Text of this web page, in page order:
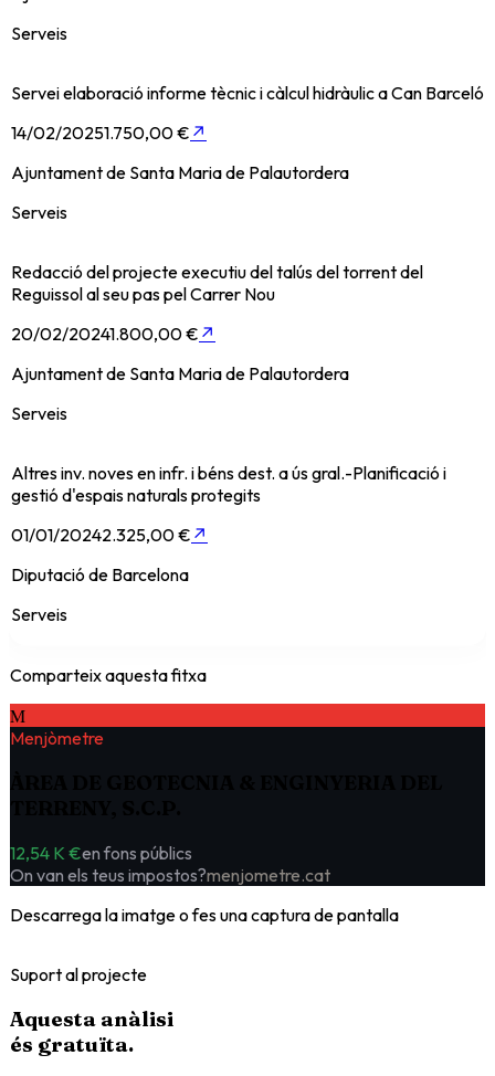
Serveis
Servei elaboració informe tècnic i càlcul hidràulic a Can Barceló
14/02/20251.750,00 € ↗
Ajuntament de Santa Maria de Palautordera
Serveis
Redacció del projecte executiu del talús del torrent del
Reguissol al seu pas pel Carrer Nou
20/02/20241.800,00 € ↗
Ajuntament de Santa Maria de Palautordera
Serveis
Altres inv. noves en infr. i béns dest. a ús gral.-Planificació i
gestió d'espais naturals protegits
01/01/20242.325,00 € ↗
Diputació de Barcelona
Serveis
Comparteix aquesta fitxa
M
Menjòmetre
12,54 K €en fons públics
On van els teus impostos?menjometre.cat
Descarrega la imatge o fes una captura de pantalla
Suport al projecte
Aquesta anàlisi
és gratuïta.